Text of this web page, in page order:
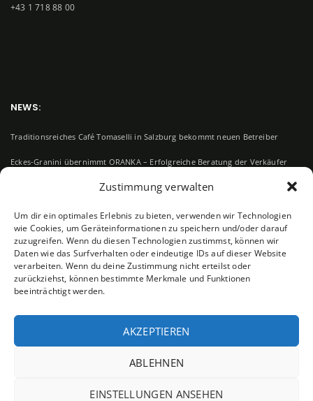
Zustimmung verwalten
Um dir ein optimales Erlebnis zu bieten, verwenden wir Technologien
wie Cookies, um Geräteinformationen zu speichern und/oder darauf
zuzugreifen. Wenn du diesen Technologien zustimmst, können wir
Daten wie das Surfverhalten oder eindeutige IDs auf dieser Website
verarbeiten. Wenn du deine Zustimmung nicht erteilst oder
zurückziehst, können bestimmte Merkmale und Funktionen
beeinträchtigt werden.
AKZEPTIEREN
ABLEHNEN
EINSTELLUNGEN ANSEHEN
+43 1 718 88 00
NEWS:
Traditionsreiches Café Tomaselli in Salzburg bekommt neuen Betreiber
Eckes-Granini übernimmt ORANKA – Erfolgreiche Beratung der Verkäufer
Der schwedische Küchenspezialist Ballingslöv International wird neuer
Eigentümer von DANKÜCHEN
Neuer Alleinaktionär bei Vienna House bestätigt
Linkedin